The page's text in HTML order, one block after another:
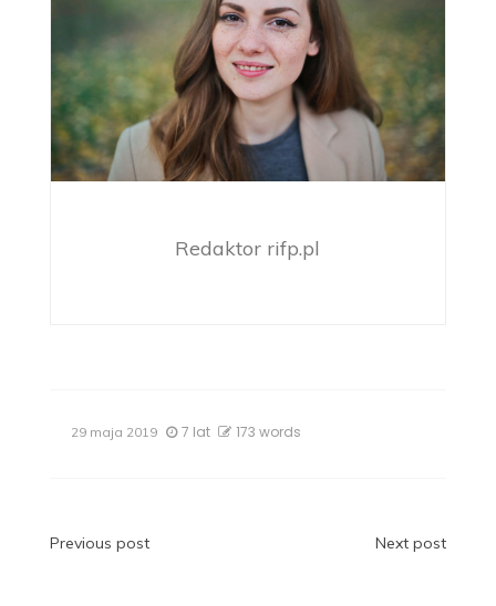
Redaktor rifp.pl
29 maja 2019 7 lat 173 words
Nawigacja
Previous post Next post